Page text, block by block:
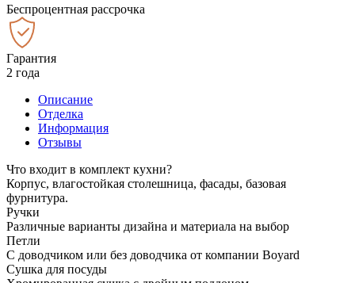
Беспроцентная рассрочка
Гарантия
2 года
Описание
Отделка
Информация
Отзывы
Что входит в комплект кухни?
Корпус, влагостойкая столешница, фасады, базовая
фурнитура.
Ручки
Различные варианты дизайна и материала на выбор
Петли
С доводчиком или без доводчика от компании Boyard
Сушка для посуды